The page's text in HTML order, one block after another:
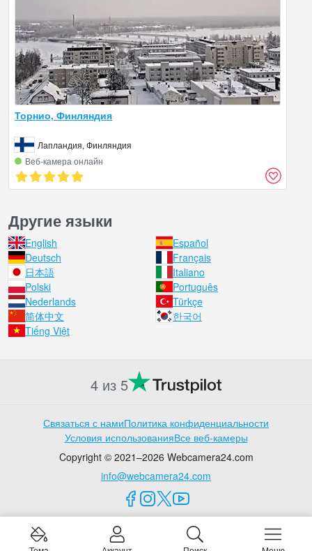
Торнио, Финляндия
Лапландия, Финляндия
Веб‑камера онлайн
Другие языки
English
Español
Deutsch
Français
日本語
Italiano
Polski
Português
Nederlands
Türkçe
简体中文
한국어
Tiếng Việt
4 из 5
Связаться с намиПолитика конфиденциальности
Условия использованияВсе веб-камеры
Copyright © 2021–2026 Webcamera24.com
info@webcamera24.com